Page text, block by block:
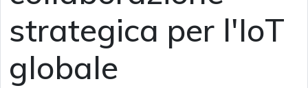
strategica per l'IoT
globale